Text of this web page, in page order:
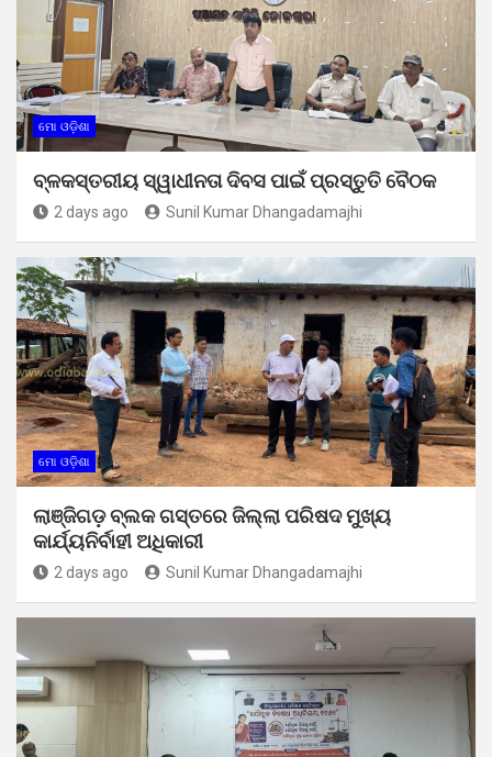
ମୋ ଓଡ଼ିଶା
ବ୍ଳକସ୍ତରୀୟ ସ୍ୱାଧୀନତା ଦିବସ ପାଇଁ ପ୍ରସ୍ତୁତି ବୈଠକ
2 days ago Sunil Kumar Dhangadamajhi
ମୋ ଓଡ଼ିଶା
ଲାଞ୍ଜିଗଡ଼ ବ୍ଲକ ଗସ୍ତରେ ଜିଲ୍ଲା ପରିଷଦ ମୁଖ୍ୟ
କାର୍ଯ୍ୟନିର୍ବାହୀ ଅଧିକାରୀ
2 days ago Sunil Kumar Dhangadamajhi